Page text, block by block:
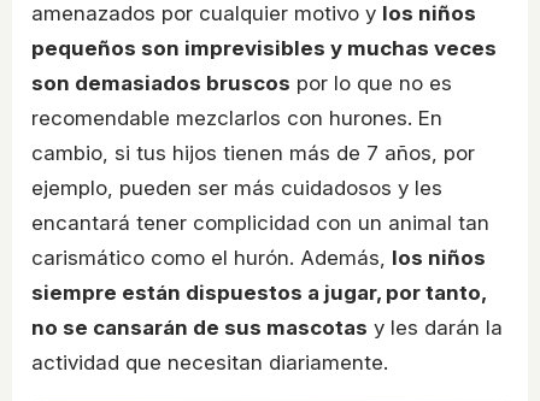
amenazados por cualquier motivo y los niños
pequeños son imprevisibles y muchas veces
son demasiados bruscos por lo que no es
recomendable mezclarlos con hurones. En
cambio, si tus hijos tienen más de 7 años, por
ejemplo, pueden ser más cuidadosos y les
encantará tener complicidad con un animal tan
carismático como el hurón. Además, los niños
siempre están dispuestos a jugar, por tanto,
no se cansarán de sus mascotas y les darán la
actividad que necesitan diariamente.